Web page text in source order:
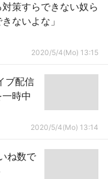
策すらできない奴ら
ないよな」
2020/5/4(Mo) 13:15
ブ配信
時中
2020/5/4(Mo) 13:14
ね数で